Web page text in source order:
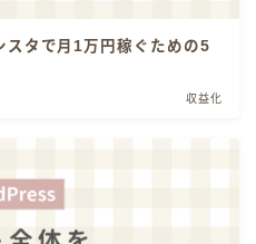
スタで月1万円稼ぐための5
収益化